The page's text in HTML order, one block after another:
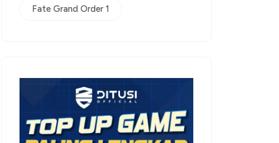
Fate Grand Order 1